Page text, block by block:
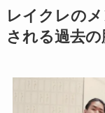
レイクレの
される過去